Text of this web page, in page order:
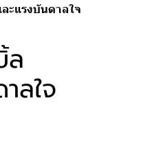
ะแรงบันดาลใจ
ล
ลใจ